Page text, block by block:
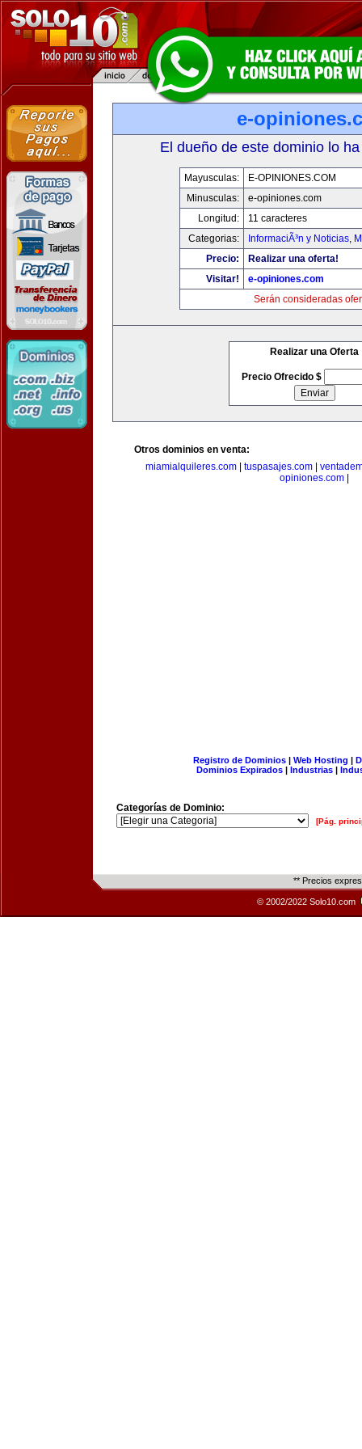
e-
El dueño de este dominio lo
Mayusculas:
E-OPINIONES.COM
Minusculas:
e-opiniones.com
Longitud:
11 caracteres
Categorias:
InformaciÃ³n y Noticias,
Precio:
Realizar una oferta!
Visitar!
e-opiniones.com
Serán consideradas
Realizar una Oferta
Precio Ofrecido $
Otros dominios en venta:
miamialquileres.com
tuspasajes.com
opiniones.com
Registro de Dominios| Web Hosting |
Dominios Expirados | Industrias |
Categorías de Dominio:
[Pág.
** Precios
© 2002/2022 Solo10.com